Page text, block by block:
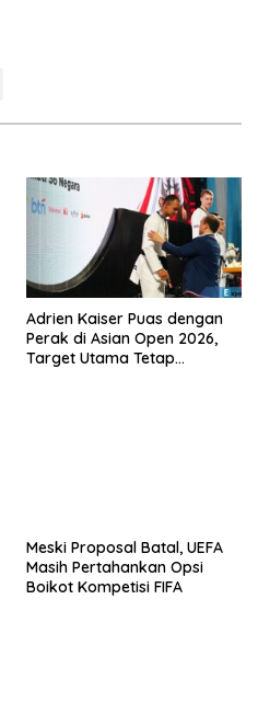
Adrien Kaiser Puas dengan
Perak di Asian Open 2026,
Target Utama Tetap
Meski Proposal Batal, UEFA
Masih Pertahankan Opsi
Boikot Kompetisi FIFA